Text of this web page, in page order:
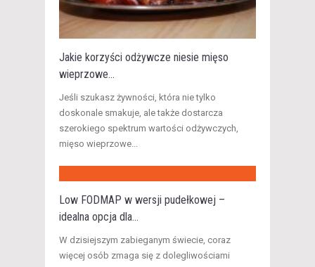
Jakie korzyści odżywcze niesie mięso
wieprzowe...
Jeśli szukasz żywności, która nie tylko
doskonale smakuje, ale także dostarcza
szerokiego spektrum wartości odżywczych,
mięso wieprzowe...
Low FODMAP w wersji pudełkowej –
idealna opcja dla...
W dzisiejszym zabieganym świecie, coraz
więcej osób zmaga się z dolegliwościami